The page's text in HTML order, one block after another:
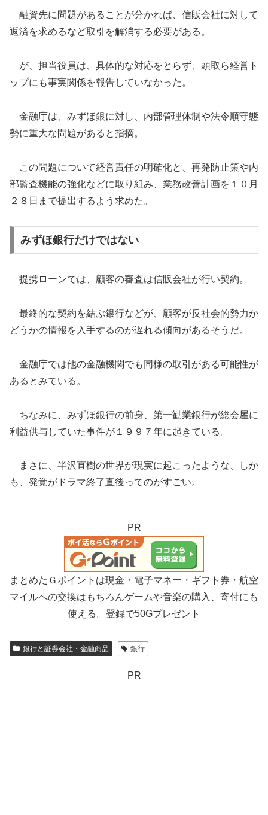
融資先に問題があることが分かれば、信販会社に対して
返済を求めるなど取引を解消する必要がある。
が、担当役員は、具体的な対応をとらず、頭取ら経営ト
ップにも事実関係を報告していなかった。
金融庁は、みずほ銀に対し、内部管理体制や法令順守態
勢に重大な問題があると指摘。
この問題について経営責任の明確化と、再発防止策や内
部監査機能の強化などに取り組み、業務改善計画を１０月
２８日まで提出するよう求めた。
みずほ銀行だけではない
提携ローンでは、顧客の審査は信販会社が行い契約。
最終的な契約を結ぶ銀行などが、顧客が反社会的勢力か
どうかの情報を入手するのが遅れる傾向があるそうだ。
金融庁では他の金融機関でも同様の取引がある可能性が
あるとみている。
ちなみに、みずほ銀行の前身、第一勧業銀行が総会屋に
利益供与していた事件が１９９７年に起きている。
まさに、半沢直樹の世界が現実に起こったような、しか
も、発覚がドラマ終了直後ってのがすごい。
PR
まとめたＧポイントは現金・電子マネー・ギフト券・航空
マイルへの交換はもちろんゲームや音楽の購入、寄付にも
使える。登録で50Gプレゼント
銀行と証券会社・金融商品 銀行
PR